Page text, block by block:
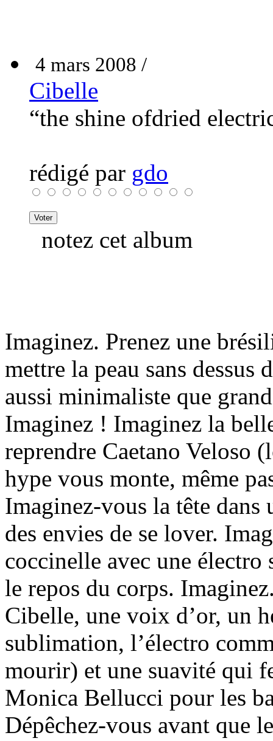
4 mars 2008 /
Cibelle
“the shine ofdried
rédigé par gdo
notez cet album
Imaginez. Prenez une
mettre la peau sans dessus
aussi minimaliste que
Imaginez ! Imaginez la
reprendre Caetano Veloso
hype vous monte, même
Imaginez-vous la tête dans
des envies de se lover.
coccinelle avec une électro
le repos du corps.
Cibelle, une voix d’or, un
sublimation, l’électro
mourir) et une suavité qui
Monica Bellucci pour les
Dépêchez-vous avant que